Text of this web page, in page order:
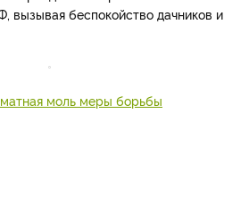
вызывая беспокойство дачников и